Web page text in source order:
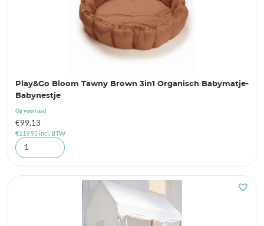
Play&Go Bloom Tawny Brown 3in1 Organisch Babymatje-
Babynestje
Op voorraad
€99,13
€119,95incl. BTW